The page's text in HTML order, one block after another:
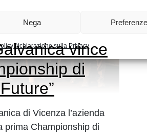
Nega Preferenze
Dichiarazione sulla Privacy
vince
di
di Vicenza l’azienda
prima Championship di